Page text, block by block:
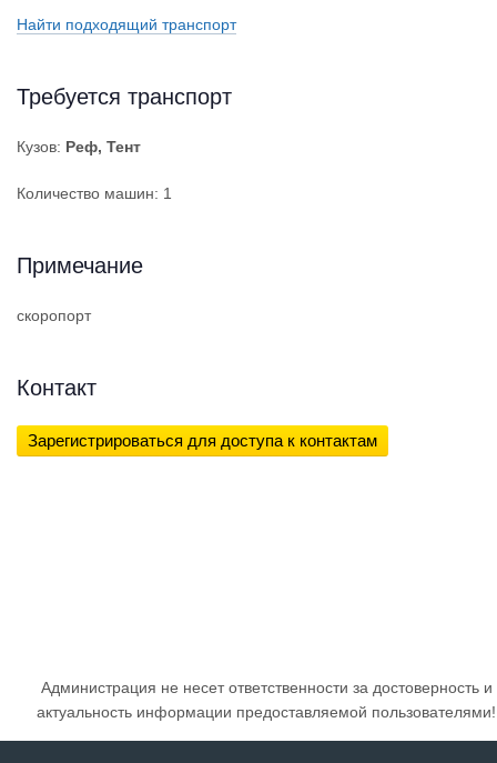
Найти подходящий транспорт
Требуется транспорт
Кузов: Реф, Тент
Количество машин: 1
Примечание
скоропорт
Контакт
Зарегистрироваться для доступа к контактам
Администрация не несет ответственности за достоверность и
актуальность информации предоставляемой пользователями!